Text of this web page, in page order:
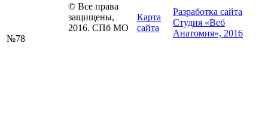
© Все права
защищены,
2016. СПб МО
№78
Карта
сайта
Разработка сайта
Студия «Веб
Анатомия», 2016